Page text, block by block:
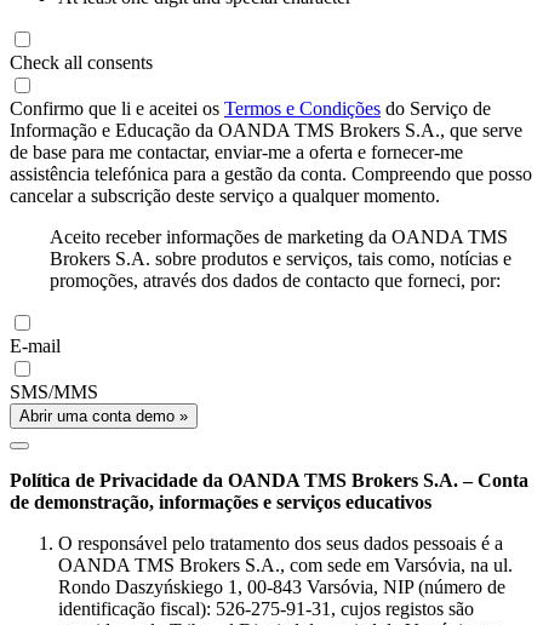
Check all consents
Confirmo que li e aceitei os Termos e Condições do Serviço de
Informação e Educação da OANDA TMS Brokers S.A., que serve
de base para me contactar, enviar-me a oferta e fornecer-me
assistência telefónica para a gestão da conta. Compreendo que posso
cancelar a subscrição deste serviço a qualquer momento.
Aceito receber informações de marketing da OANDA TMS
Brokers S.A. sobre produtos e serviços, tais como, notícias e
promoções, através dos dados de contacto que forneci, por:
E-mail
SMS/MMS
Abrir uma conta demo »
Política de Privacidade da OANDA TMS Brokers S.A. – Conta
de demonstração, informações e serviços educativos
O responsável pelo tratamento dos seus dados pessoais é a
OANDA TMS Brokers S.A., com sede em Varsóvia, na ul.
Rondo Daszyńskiego 1, 00-843 Varsóvia, NIP (número de
identificação fiscal): 526-275-91-31, cujos registos são